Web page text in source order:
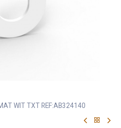
WIT TXT REF:AB324140